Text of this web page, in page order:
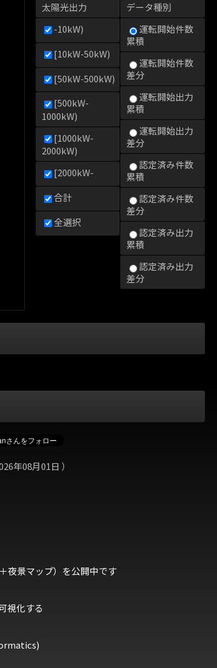
太陽光出力
-10kW)
[10kW-50kW)
[50kW-500kW)
[500kW-
1000kW)
[1000kW-
2000kW)
[2000kW-
合計
全選択
データ種別
運転開始件数
累積
運転開始件数
差分
運転開始出力
累積
運転開始出力
差分
認定済み件数
累積
認定済み件数
差分
認定済み出力
累積
認定済み出力
差分
年08月01日 ）
夜景マップ）を公開中です
視化する